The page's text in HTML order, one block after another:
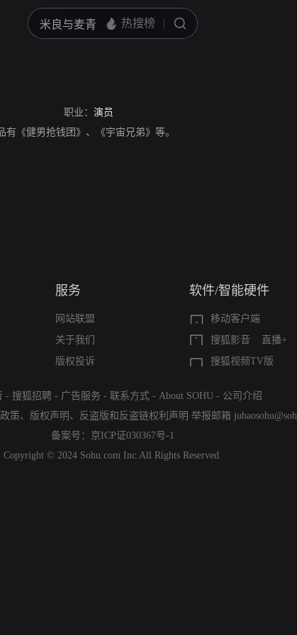
职业： 演员
《健男抢钱团》、《宇宙兄弟》等。
服务
网站联盟
关于我们
版权投诉
软件/智能硬件
移动客户端
搜狐影音
直播+
搜狐视频TV版
- 搜狐招聘 - 广告服务 - 联系方式 - About SOHU - 公司介绍
策、 版权声明 、 反盗版和反盗链权利声明 举报邮箱
备案号： 京ICP证030367号-1
Copyright © 2024 Sohu.com Inc.All Rights Reserved.